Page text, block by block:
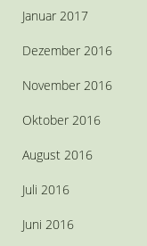
Januar 2017
Dezember 2016
November 2016
Oktober 2016
August 2016
Juli 2016
Juni 2016